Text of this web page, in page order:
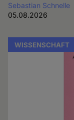
Sebastian Schnelle
05.08.2026
WISSENSCHAFT